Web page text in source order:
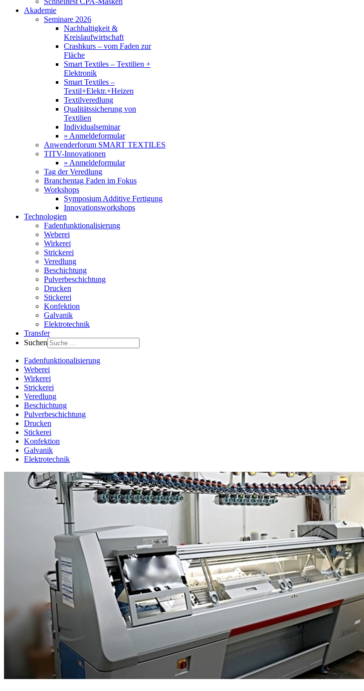
Akademie
Seminare 2026
Nachhaltigkeit &
Kreislaufwirtschaft
Crashkurs – vom Faden zur
Fläche
Smart Textiles – Textilien +
Elektronik
Smart Textiles –
Textil+Elektr.+Heizen
Textilveredlung
Qualitätssicherung von
Textilien
Individualseminar
» Anmeldeformular
Anwenderforum SMART TEXTILES
TITV-Innovationen
» Anmeldeformular
Tag der Veredlung
Branchentag Faden im Fokus
Workshops
Symposium Additive Fertigung
Innovationsworkshops
Technologien
Fadenfunktionalisierung
Weberei
Wirkerei
Strickerei
Veredlung
Beschichtung
Pulverbeschichtung
Drucken
Stickerei
Konfektion
Galvanik
Elektrotechnik
Transfer
Suchen
Fadenfunktionalisierung
Weberei
Wirkerei
Strickerei
Veredlung
Beschichtung
Pulverbeschichtung
Drucken
Stickerei
Konfektion
Galvanik
Elektrotechnik